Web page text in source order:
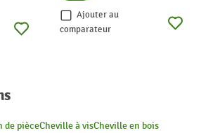
Ajouter au
comparateur
de pièceCheville à visCheville en bois